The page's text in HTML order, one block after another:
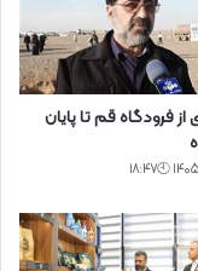
از فرودگاه قم تا پایان